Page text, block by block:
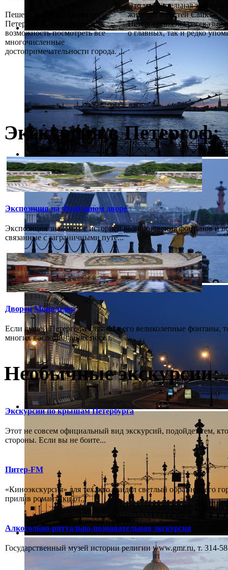
Пешеходные экскурсии по
Петербургу – отличная
возможность посмотреть все
многочисленные
достопримечательности города. ...
Это увлекательная
жителей и гостей Санкт-
Петербурга. Она
о главных, так и редко
Экскурсия в Петергоф:
Экспозиция на Фонтанном дворе
Экспозиция знакомит с историей возникновения фонтанов и
связанные с заграничными путе...
Дворец Монплезир
Если душой Петергофа являются его великолепные фонтаны,
многих воспоминаниях посе...
Необычные экскурсии:
Экскурсии по крышам Петербурга
Этот не совсем официальный вид экскурсий, подойдет тем,
стороны. Если вы не боите...
Питер-FM
«Киноэкскурсия» для тех, кто увидел светлый образ нашего
прилив романтики от...
Алкогольно-ритуально-познавательная экскурсия
Государственный музей истории религии www.gmr.ru, т. 314-